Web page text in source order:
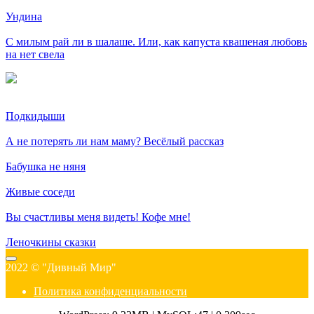
Ундина
С милым рай ли в шалаше. Или, как капуста квашеная любовь
на нет свела
Подкидыши
А не потерять ли нам маму? Весёлый рассказ
Бабушка не няня
Живые соседи
Вы счастливы меня видеть! Кофе мне!
Леночкины сказки
2022 © "Дивный Мир"
Политика конфиденциальности